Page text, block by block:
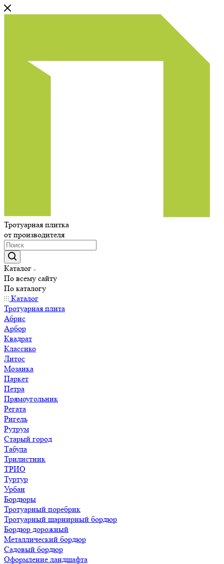
Тротуарная плитка
от производителя
Каталог
По всему сайту
По каталогу
Каталог
Тротуарная плита
Абрис
Арбор
Квадрат
Классико
Литос
Мозаика
Паркет
Петра
Прямоугольник
Регата
Ригель
Рутрум
Старый город
Табула
Трилистник
ТРИО
Туртур
Урбан
Бордюры
Тротуарный поребрик
Тротуарный шарнирный бордюр
Бордюр дорожный
Металлический бордюр
Садовый бордюр
Оформление ландшафта